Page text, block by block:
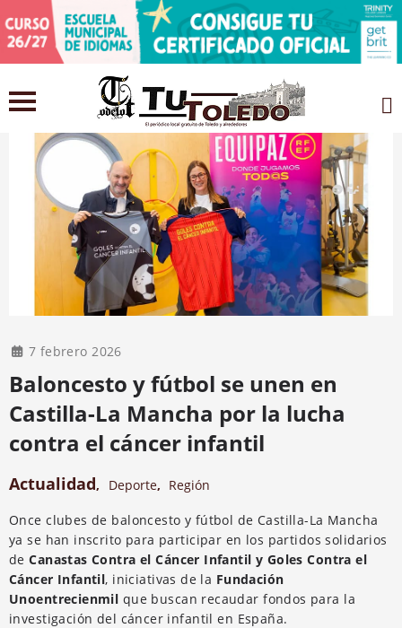
7 febrero 2026
Baloncesto y fútbol se unen en
Castilla-La Mancha por la lucha
contra el cáncer infantil
Actualidad, Deporte, Región
Once clubes de baloncesto y fútbol de Castilla-La Mancha
ya se han inscrito para participar en los partidos solidarios
deCanastas Contra el Cáncer Infantil y Goles Contra el
Cáncer Infantil, iniciativas de la Fundación
Unoentrecienmil que buscan recaudar fondos para la
investigación del cáncer infantil en España.